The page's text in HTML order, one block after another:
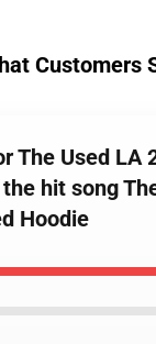
Customers
The Used LA
hit song
Hoodie